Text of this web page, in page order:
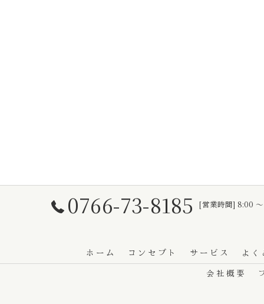
0766-73-8185 [営業時間] 8:00
ホーム コンセプト サービス よく
会社概要